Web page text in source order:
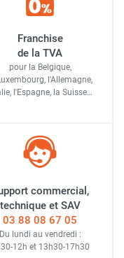
Franchise
de la TVA
pour la Belgique,
l'Allemagne,
l'Espagne, la Suisse…
commercial,
technique et SAV
03 88 08 67 05
Du lundi au vendredi :
12h et 13h30-17h30